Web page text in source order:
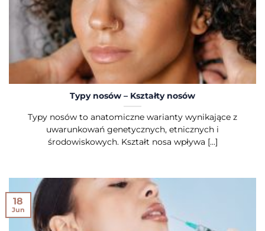
Typy nosów – Kształty nosów
Typy nosów to anatomiczne warianty wynikające z
uwarunkowań genetycznych, etnicznych i
środowiskowych. Kształt nosa wpływa [...]
18
Jun